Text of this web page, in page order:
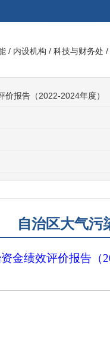
/ 内设机构 / 科技与财务处 /
价报告（2022-2024年度）
自治区大气污
金绩效评价报告（